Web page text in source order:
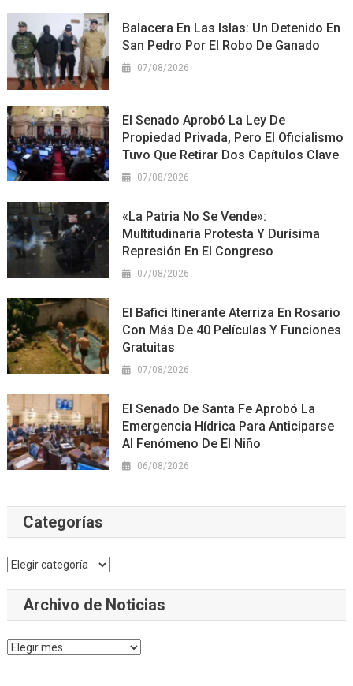
Balacera En Las Islas: Un Detenido En
San Pedro Por El Robo De Ganado
07/08/2026
El Senado Aprobó La Ley De
Propiedad Privada, Pero El Oficialismo
Tuvo Que Retirar Dos Capítulos Clave
07/08/2026
«La Patria No Se Vende»:
Multitudinaria Protesta Y Durísima
Represión En El Congreso
07/08/2026
El Bafici Itinerante Aterriza En Rosario
Con Más De 40 Películas Y Funciones
Gratuitas
07/08/2026
El Senado De Santa Fe Aprobó La
Emergencia Hídrica Para Anticiparse
Al Fenómeno De El Niño
06/08/2026
Categorías
Categorías
Archivo de Noticias
Archivo